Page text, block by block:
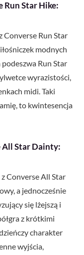
Run Star Hike:
Converse Run Star
modnych
Run Star
wyrazistości,
midi. Taki
to kwintesencja
All Star Dainty:
Converse All Star
a jednocześnie
się lżejszą i
z krótkimi
charakter
wyjścia,